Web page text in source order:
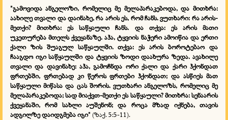
"გამოვიდა ანგელოზი, რომელიც მე მელაპარაკებოდა, და მითხრა:
აახილე თვალი და დაინახე, რა არის ეს, რომ ჩანს. ვუთხარი: რა არის-
მეთქი? მითხრა: ეს საწყაული ჩანს. და თქვა: ეს არის მათი
უკეთურება მთელს ქვეყანაზე. აჰა, ტყვიის ნაჭერი ამოიწია და ერთი
ქალი ზის შუაგულ საწყაულში. თქვა: ეს არის ბოროტებაო და
ჩააგდო იგი საწყაულში და ტყვიის ზოდი დაახურა ზედა. ავახილე
თვალი და დავინახე: აჰა, გამოჩნდა ორი ქალი და ქარი ჰქონდათ
ფრთებში, ფრთებად კი წეროს ფრთები ჰქონდათ; და ასწიეს მათ
საწყაული მიწასა და ცას შორის. ვუთხარი ანგელოზს, რომელიც მე
მელაპარაკებოდა; სად მიაქვთ-მეთქი ეს საწყაული? მითხრა: სენაარის
ქვეყანაში, რომ სახლი აუშენონ; და როცა მზად იქნება, თავის
ადგილზე დაიდგმება იგი" (ზაქ. 5:5-11).